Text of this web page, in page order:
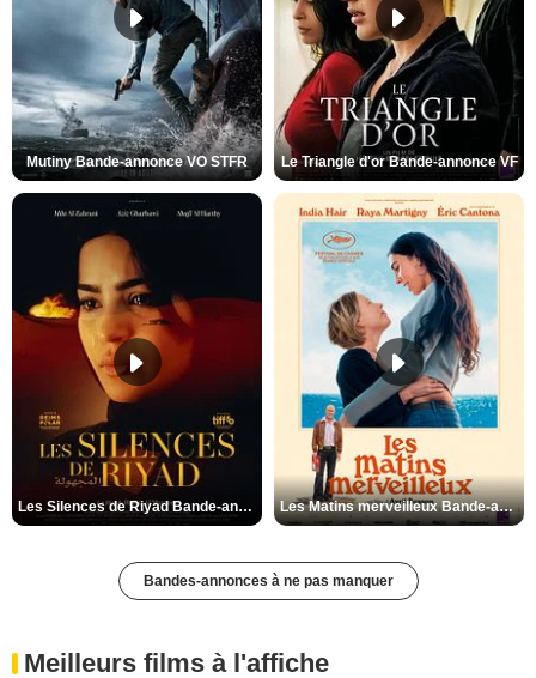
Mutiny Bande-annonce VO STFR Le Triangle d'or Bande-annonce VF
Les Silences de Riyad Bande-annonce VO STFR Les Matins merveilleux Bande-annonce VF
Bandes-annonces à ne pas manquer
Meilleurs films à l'affiche